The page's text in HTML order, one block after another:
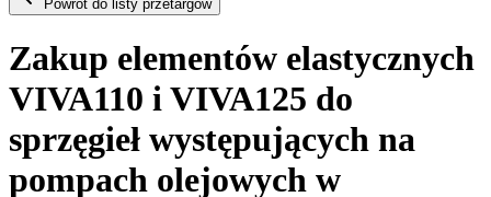
Powrót do listy przetargów
Zakup elementów elastycznych
VIVA110 i VIVA125 do
sprzęgieł występujących na
pompach olejowych w